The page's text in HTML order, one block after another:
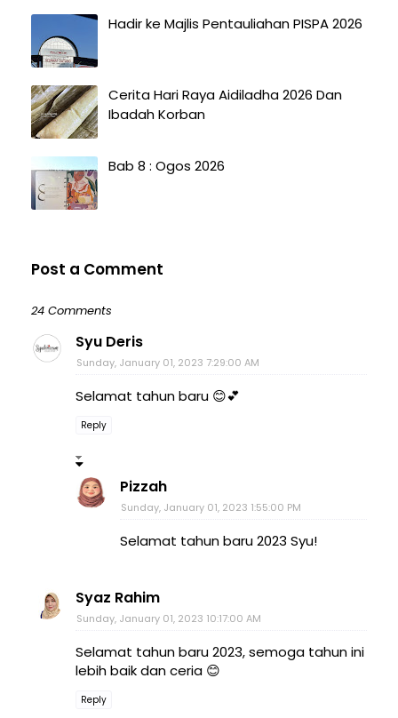
Hadir ke Majlis Pentauliahan PISPA 2026
Cerita Hari Raya Aidiladha 2026 Dan
Ibadah Korban
Bab 8 : Ogos 2026
Post a Comment
24 Comments
Syu Deris
Sunday, January 01, 2023 7:29:00 AM
Selamat tahun baru 😊💕
Reply
Pizzah
Sunday, January 01, 2023 1:55:00 PM
Selamat tahun baru 2023 Syu!
Syaz Rahim
Sunday, January 01, 2023 10:17:00 AM
Selamat tahun baru 2023, semoga tahun ini
lebih baik dan ceria 😊
Reply